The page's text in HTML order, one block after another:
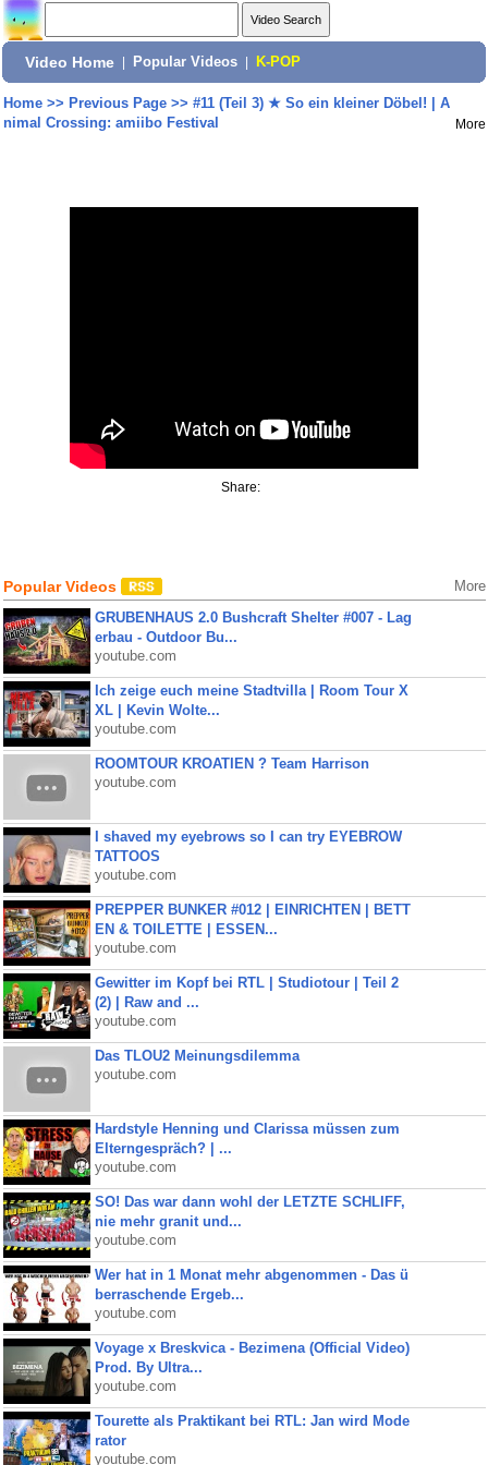
Video Home Popular Videos K-POP
Home>> Previous Page>> #11 (Teil 3) ★ So ein kleiner Döbel! | A
nimal Crossing: amiibo Festival
More
Share:
Popular Videos More
GRUBENHAUS 2.0 Bushcraft Shelter #007 - Lag
erbau - Outdoor Bu...
youtube.com
Ich zeige euch meine Stadtvilla | Room Tour X
XL | Kevin Wolte...
youtube.com
ROOMTOUR KROATIEN ? Team Harrison
youtube.com
I shaved my eyebrows so I can try EYEBROW
TATTOOS
youtube.com
PREPPER BUNKER #012 | EINRICHTEN | BETT
EN & TOILETTE | ESSEN...
youtube.com
Gewitter im Kopf bei RTL | Studiotour | Teil 2
(2) | Raw and ...
youtube.com
Das TLOU2 Meinungsdilemma
youtube.com
Hardstyle Henning und Clarissa müssen zum
Elterngespräch? | ...
youtube.com
SO! Das war dann wohl der LETZTE SCHLIFF,
nie mehr granit und...
youtube.com
Wer hat in 1 Monat mehr abgenommen - Das ü
berraschende Ergeb...
youtube.com
Voyage x Breskvica - Bezimena (Official Video)
Prod. By Ultra...
youtube.com
Tourette als Praktikant bei RTL: Jan wird Mode
rator
youtube.com